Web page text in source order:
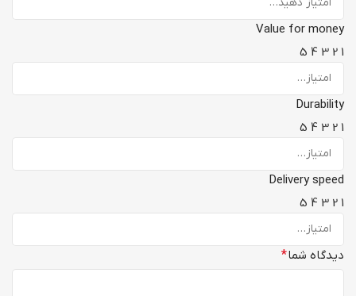
Value for money
1
2
3
4
5
Durability
1
2
3
4
5
Delivery speed
1
2
3
4
5
دیدگاه شما*